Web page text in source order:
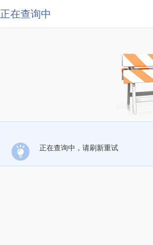
正在查询中
正在查询中，请刷新重试